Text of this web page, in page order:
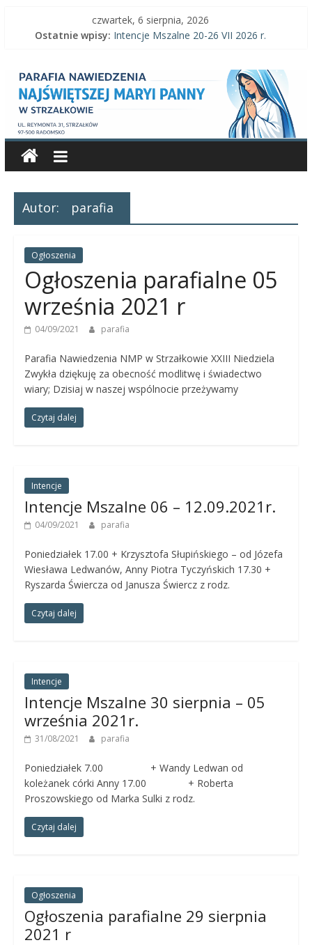
czwartek, 6 sierpnia, 2026
Ostatnie wpisy: Intencje Mszalne 20-26 VII 2026 r.
Intencje Mszalne 27 VII-2 VIII 2026 r.
Ogłoszenia parafialne 26 VII 2026 r.
Parafia
Nawiedzenia
Najświętszej
Maryi
Panny
Parafia
Nawiedzenia
Najświętszej
Maryi
Strzałkowie
Autor: parafia
Ogłoszenia
Ogłoszenia parafialne 05
września 2021 r
04/09/2021 parafia
Parafia Nawiedzenia NMP w Strzałkowie XXIII Niedziela
Zwykła dziękuję za obecność modlitwę i świadectwo
wiary; Dzisiaj w naszej wspólnocie przeżywamy
Czytaj dalej
Intencje
Intencje Mszalne 06 – 12.09.2021r.
04/09/2021 parafia
Poniedziałek 17.00 + Krzysztofa Słupińskiego – od Józefa
Wiesława Ledwanów, Anny Piotra Tyczyńskich 17.30 +
Ryszarda Świercza od Janusza Świercz z rodz.
Czytaj dalej
Intencje
Intencje Mszalne 30 sierpnia – 05
września 2021r.
31/08/2021 parafia
Poniedziałek 7.00 + Wandy Ledwan od
koleżanek córki Anny 17.00 + Roberta
Proszowskiego od Marka Sulki z rodz.
Czytaj dalej
Ogłoszenia
Ogłoszenia parafialne 29 sierpnia
2021 r